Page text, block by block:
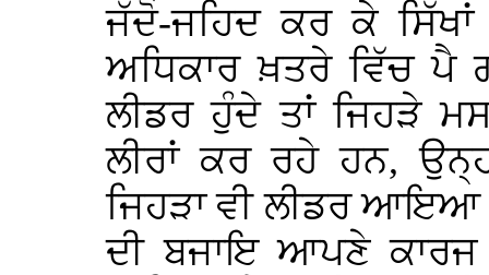
ਜੱਦੋ-ਜਹਿਦ ਕਰ ਕੇ ਸਿੱਖਾਂ
ਅਧਿਕਾਰ ਖ਼ਤਰੇ ਵਿੱਚ ਪੈ
ਲੀਡਰ ਹੁੰਦੇ ਤਾਂ ਜਿਹੜੇ
ਲੀਰਾਂ ਕਰ ਰਹੇ ਹਨ,
ਜਿਹੜਾ ਵੀ ਲੀਡਰ
ਦੀ ਬਜਾਇ ਆਪਣੇ